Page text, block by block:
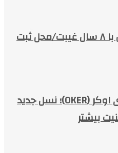
طرح انصار ویژه سربازان با ۸ سال غیبت/محل ثبت
معرفی کرکره فولادی اوکر (OKER)؛ نسل جدید
بیشتر